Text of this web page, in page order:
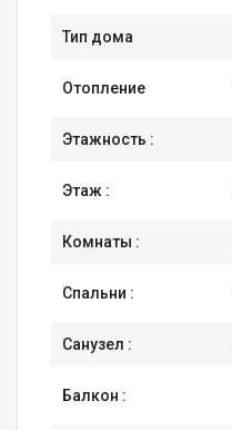
Тип дома
Отопление
Этажность :
Этаж :
Комнаты :
Спальни :
Санузел :
Балкон :